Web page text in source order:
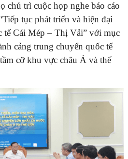
chủ trì cuộc họp nghe báo cáo
tục phát triển và hiện đại
tế Cái Mép – Thị Vải” với mục
cảng trung chuyển quốc tế
cỡ khu vực châu Á và thế